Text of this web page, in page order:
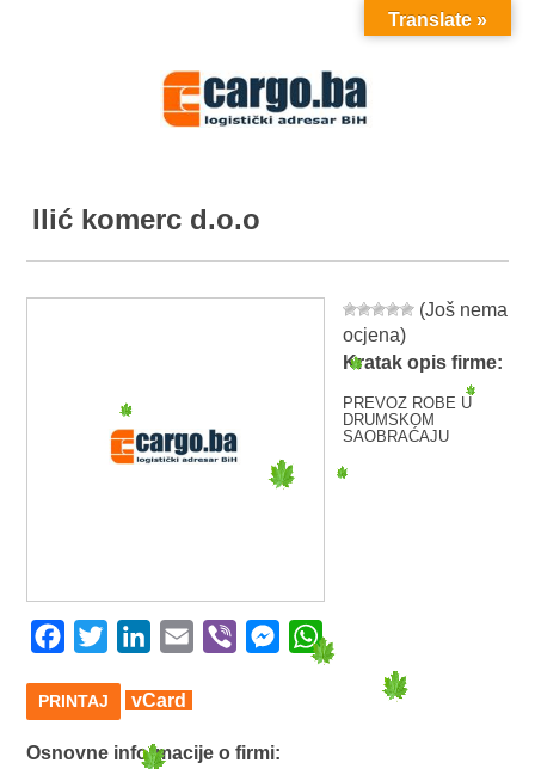
MENU
Ilić komerc d.o.o
(Još nema
ocjena)
Kratak opis firme:
PREVOZ ROBE U
DRUMSKOM
SAOBRAĆAJU
Facebook
Twitter LinkedIn
Email Viber Messenger
WhatsApp
PRINTAJ vCard
Osnovne informacije o firmi:
Translate »